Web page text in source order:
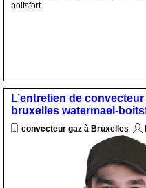
boitsfort
L’entretien de
bruxelles watermael-
convecteur gaz à Bruxelles